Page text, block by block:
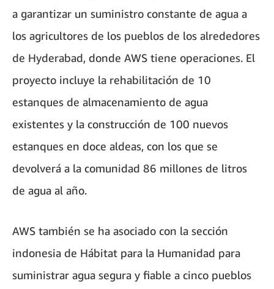
a garantizar un suministro constante de agua a
los agricultores de los pueblos de los alrededores
de Hyderabad, donde AWS tiene operaciones. El
proyecto incluye la rehabilitación de 10
estanques de almacenamiento de agua
existentes y la construcción de 100 nuevos
estanques en doce aldeas, con los que se
devolverá a la comunidad 86 millones de litros
de agua al año.
AWS también se ha asociado con la sección
indonesia de Hábitat para la Humanidad para
suministrar agua segura y fiable a cinco pueblos